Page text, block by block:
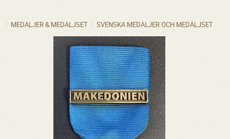
MEDALJER & MEDALJSET SVENSKA MEDALJER OCH MEDALJSET